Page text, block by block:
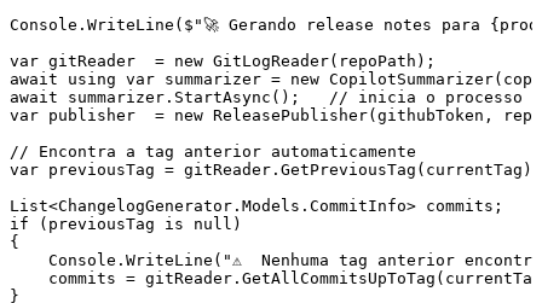
Console . WriteLine ( $"🚀 Gerando release notes para {
var gitReader = new GitLogReader(repoPath);
await using var summarizer = new CopilotSummarizer
await summarizer . StartAsync (); // inicia o processo
var publisher = new ReleasePublisher(githubToken ,
// Encontra a tag anterior automaticamente
var previousTag = gitReader . GetPreviousTag (currentTag);
List<ChangelogGenerator . Models . CommitInfo> commits;
if (previousTag is null )
{
    Console
. WriteLine ( "⚠️  Nenhuma tag anterior
    commits
= gitReader . GetAllCommitsUpToTag
}